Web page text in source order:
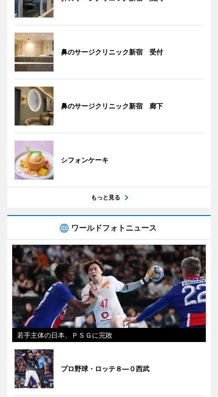
鼻のサージクリニック新宿 受付
鼻のサージクリニック新宿 廊下
シフォンケーキ
もっと見る
ワールドフォトニュース
若手主体の日本、ＰＳＧに完敗
プロ野球・ロッテ８―０西武